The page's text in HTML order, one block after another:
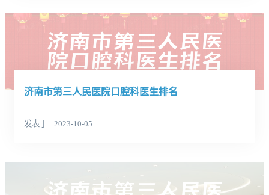
济南市第三人民医院口腔科医生排名
发表于 2023-10-05